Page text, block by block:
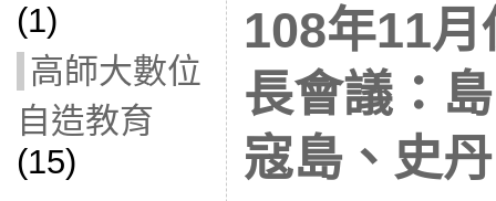
(1)
高師大數位
自造教育
(15)
108年11
長會議：
寇島、史